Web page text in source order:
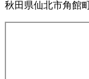
秋田県仙北市角館